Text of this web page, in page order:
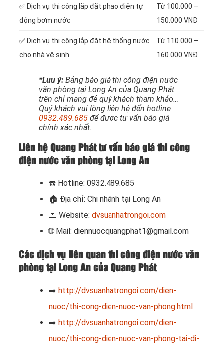
✅ Dịch vụ thi công lắp đặt phao điện tự
động bơm nước
Từ 100.000 –
150.000 VNĐ
✅ Dịch vụ thi công lắp đặt hệ thống nước
cho nhà vệ sinh
Từ 110.000 –
160.000 VNĐ
*Lưu ý: Bảng báo giá thi công điện nước
văn phòng tại Long An của Quang Phát
trên chỉ mang đẻ quý khách tham khảo…
Quý khách vui lòng liên hệ đến hotline
0932.489.685 để được tư vấn báo giá
chính xác nhất.
Liên hệ Quang Phát tư vấn báo giá thi công
điện nước văn phòng tại Long An
☎️ Hotline: 0932.489.685
🏠 Địa chỉ: Chi nhánh tại Long An
💌 Website: dvsuanhatrongoi.com
🌐 Mail: diennuocquangphat1@gmail.com
Các dịch vụ liên quan thi công điện nước văn
phòng tại Long An của Quang Phát
➡️ http://dvsuanhatrongoi.com/dien-
nuoc/thi-cong-dien-nuoc-van-phong.html
➡️ http://dvsuanhatrongoi.com/dien-
nuoc/thi-cong-dien-nuoc-van-phong-tai-di-